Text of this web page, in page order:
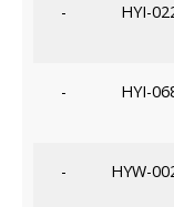
- HYI-
- HYI-
- HYW-